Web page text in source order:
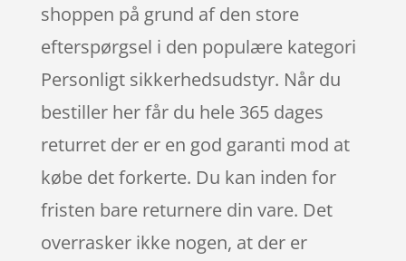
shoppen på grund af den store
efterspørgsel i den populære kategori
Personligt sikkerhedsudstyr. Når du
bestiller her får du hele 365 dages
returret der er en god garanti mod at
købe det forkerte. Du kan inden for
fristen bare returnere din vare. Det
overrasker ikke nogen, at der er